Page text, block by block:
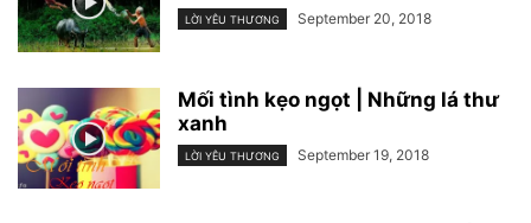
LỜI YÊU THƯƠNG September 20, 2018
Mối tình kẹo ngọt | Những lá thư
xanh
LỜI YÊU THƯƠNG September 19, 2018